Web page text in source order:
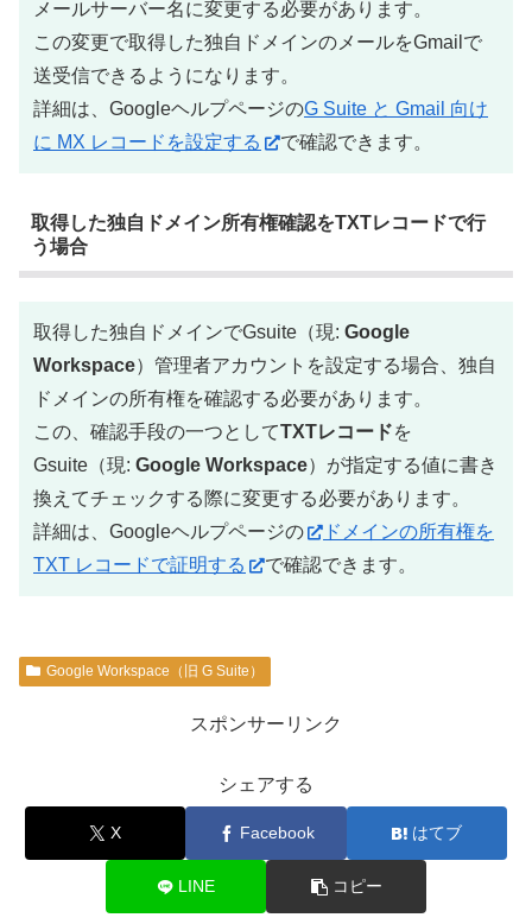
メールサーバー名に変更する必要があります。
この変更で取得した独自ドメインのメールをGmailで
送受信できるようになります。
詳細は、GoogleヘルプページのG Suite と Gmail 向け
に MX レコードを設定する
で確認できます。
取得した独自ドメイン所有権確認をTXTレコードで行
う場合
取得した独自ドメインでGsuite（現: Google
Workspace）管理者アカウントを設定する場合、独自
ドメインの所有権を確認する必要があります。
この、確認手段の一つとしてTXTレコードを
Gsuite（現: Google Workspace）が指定する値に書き
換えてチェックする際に変更する必要があります。
詳細は、Googleヘルプページの
ドメインの所有権を
TXT レコードで証明する
で確認できます。
Google Workspace（旧 G Suite）
スポンサーリンク
シェアする
X Facebook はてブ
LINE コピー